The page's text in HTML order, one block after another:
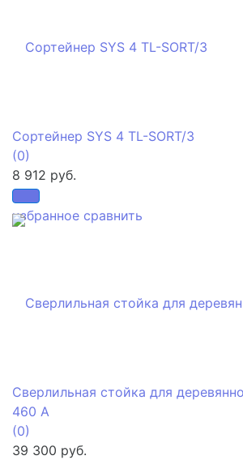
избранное сравнить
Сортейнер SYS 4 TL-SORT/3
(0)
8 912 руб.
Сверлильная стойка для
460 A
(0)
39 300 руб.